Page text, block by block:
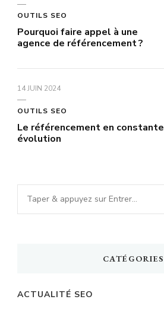
OUTILS SEO
Pourquoi faire appel à une
agence de référencement ?
14 JUIN 2024
OUTILS SEO
Le référencement en constante
évolution
Vous
recherchiez
CATÉGORIES
ACTUALITÉ SEO